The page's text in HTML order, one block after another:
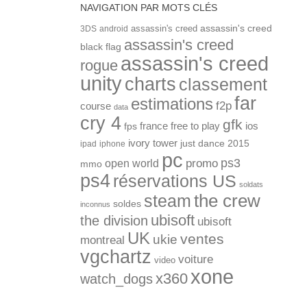
NAVIGATION PAR MOTS CLÉS
3DS android assassin's creed assassin's creed
black flag assassin's creed
rogue assassin's creed
unitycharts classement
course data estimations f2p far
cry 4 fps france free to play gfk ios
ipad iphone ivory tower just dance 2015
mmo open world pc promo ps3
ps4réservations US soldats
inconnus soldes steamthe crew
the division ubisoft ubisoft
montreal UK ukie ventes
vgchartz video voiture
watch_dogsx360 xone